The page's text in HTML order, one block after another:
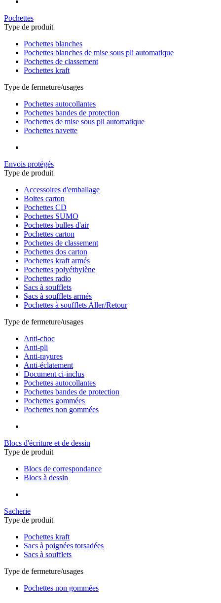
Pochettes
Type de produit
Pochettes blanches
Pochettes blanches de mise sous pli automatique
Pochettes de classement
Pochettes kraft
Type de fermeture/usages
Pochettes autocollantes
Pochettes bandes de protection
Pochettes de mise sous pli automatique
Pochettes navette
Envois protégés
Type de produit
Accessoires d'emballage
Boites carton
Pochettes CD
Pochettes SUMO
Pochettes bulles d'air
Pochettes carton
Pochettes de classement
Pochettes dos carton
Pochettes kraft armés
Pochettes polyéthylène
Pochettes radio
Sacs à soufflets
Sacs à soufflets armés
Pochettes à soufflets Aller/Retour
Type de fermeture/usages
Anti-choc
Anti-pli
Anti-rayures
Anti-éclatement
Document ci-inclus
Pochettes autocollantes
Pochettes bandes de protection
Pochettes gommées
Pochettes non gommées
Blocs d'écriture et de dessin
Type de produit
Blocs de correspondance
Blocs à dessin
Sacherie
Type de produit
Pochettes kraft
Sacs à poignées torsadées
Sacs à soufflets
Type de fermeture/usages
Pochettes non gommées